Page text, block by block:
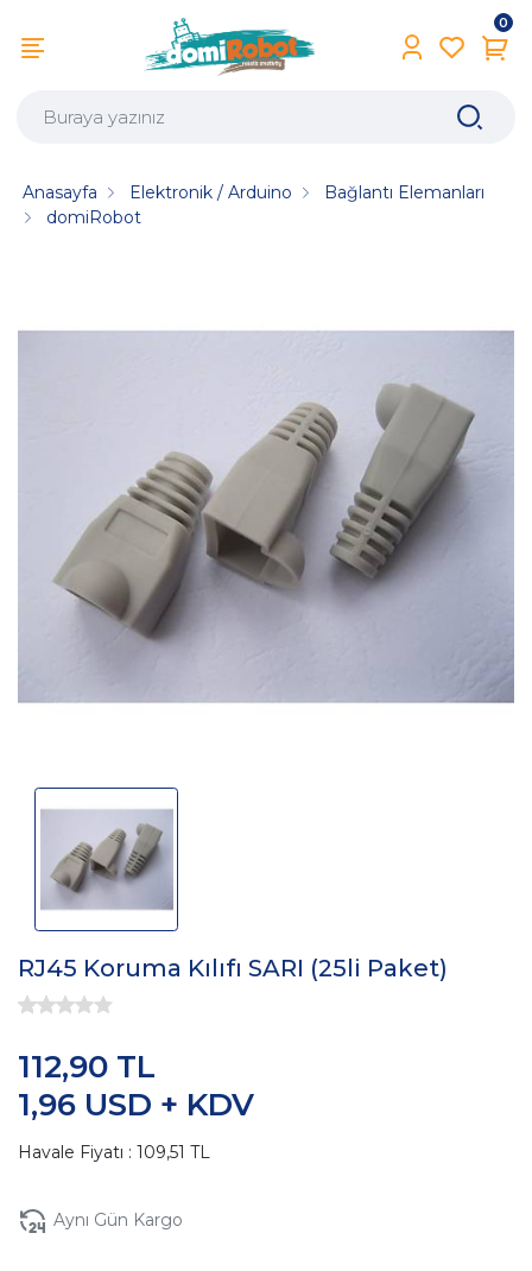
0
Anasayfa Elektronik / Arduino
Bağlantı Elemanları
domiRobot
RJ45 Koruma Kılıfı SARI (25li Paket)
1,96 USD + KDV
112,90 TL
Havale Fiyatı : 109,51 TL
Aynı Gün Kargo